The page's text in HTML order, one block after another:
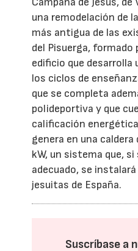
una remodelación de
más antigua de las
del Pisuerga, formado
edificio que desarrolla
los ciclos de
que se completa
polideportiva y que
calificación
genera en una
kW, un sistema que,
adecuado, se
jesuitas de España.
Suscríbase a